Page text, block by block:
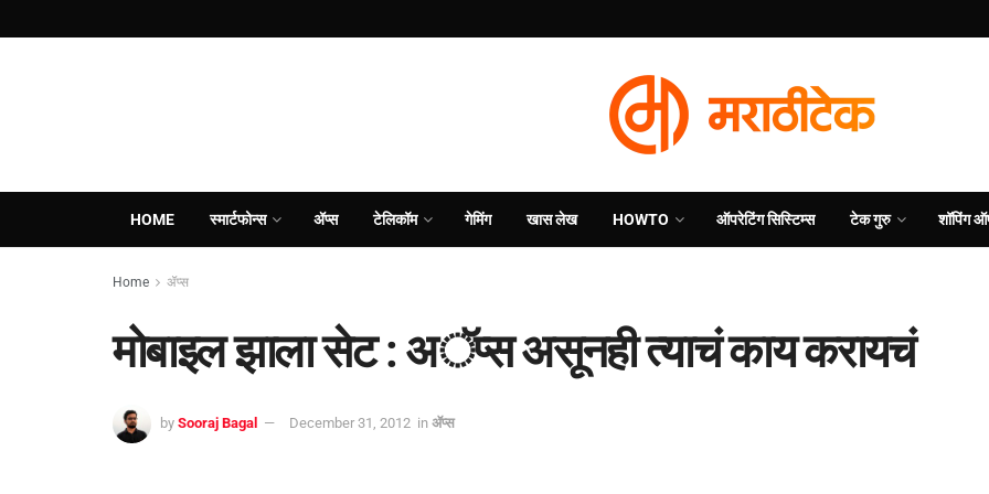
HOME स्मार्टफोन्स ॲप्स टेलिकॉम गेमिंग खास लेख HOWTO ऑपरेटिंग सिस्टिम्स टेक गुरु शॉपिंग
Home ॲप्स
मोबाइल झाला सेट : अॅप्स असूनही त्याचं काय करायचं
by Sooraj Bagal December 31, 2012 in ॲप्स